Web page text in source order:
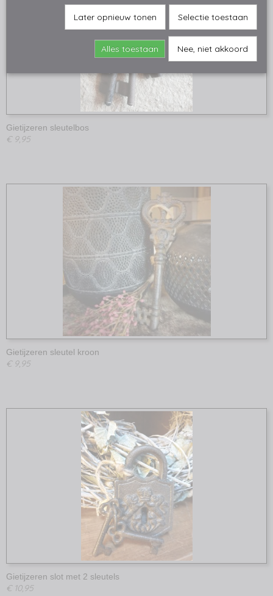
Gietijzeren sleutelbos
€ 9,95
Gietijzeren sleutel kroon
€ 9,95
Gietijzeren slot met 2 sleutels
€ 10,95
Later opnieuw tonen Selectie toestaan
Alles toestaan Nee, niet akkoord